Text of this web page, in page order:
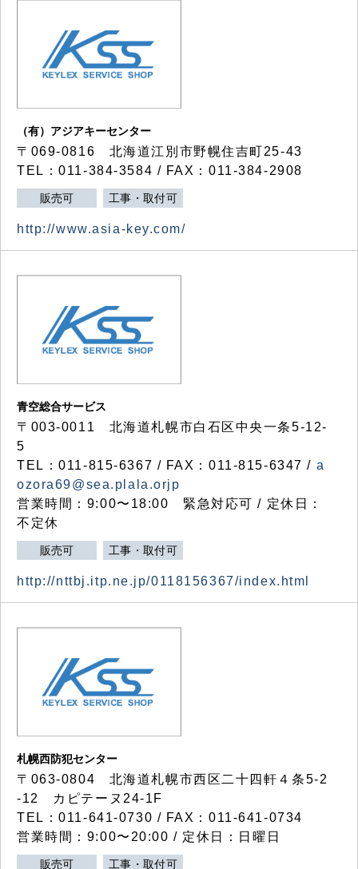
（有）アジアキーセンター
〒069-0816 北海道江別市野幌住吉町25-43
TEL：011-384-3584 / FAX：011-384-2908
販売可 工事・取付可
http://www.asia-key.com/
青空総合サービス
〒003-0011 北海道札幌市白石区中央一条5-12-
5
TEL：011-815-6367 / FAX：011-815-6347 / a
ozora69@sea.plala.orjp
営業時間：9:00〜18:00 緊急対応可 / 定休日：
不定休
販売可 工事・取付可
http://nttbj.itp.ne.jp/0118156367/index.html
札幌西防犯センター
〒063-0804 北海道札幌市西区二十四軒４条5-2
-12 カピテーヌ24-1F
TEL：011-641-0730 / FAX：011-641-0734
営業時間：9:00〜20:00 / 定休日：日曜日
販売可 工事・取付可